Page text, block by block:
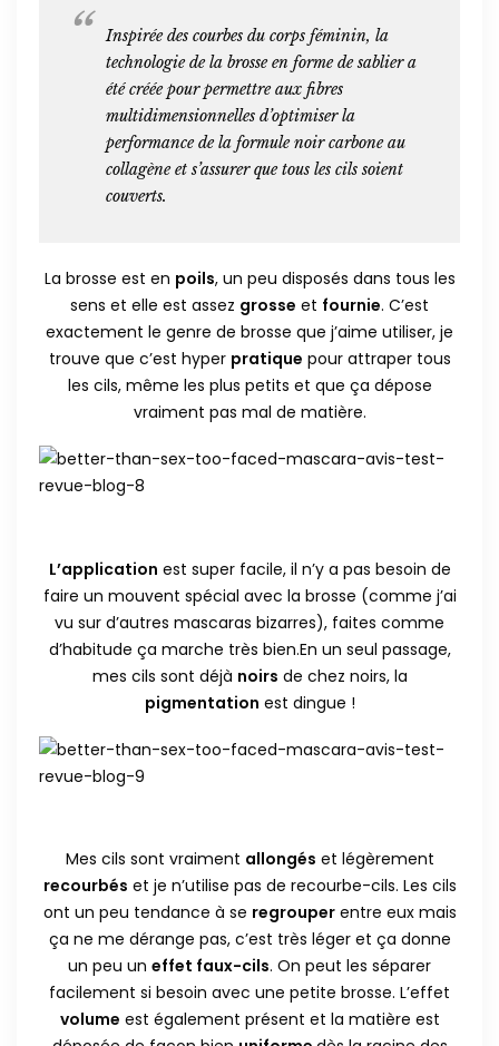
Inspirée des courbes du corps féminin, la
technologie de la brosse en forme de sablier a
été créée pour permettre aux fibres
multidimensionnelles d’optimiser la
performance de la formule noir carbone au
collagène et s’assurer que tous les cils soient
couverts.
La brosse est en poils, un peu disposés dans tous les
sens et elle est assez grosse et fournie. C’est
exactement le genre de brosse que j’aime utiliser, je
trouve que c’est hyper pratique pour attraper tous
les cils, même les plus petits et que ça dépose
vraiment pas mal de matière.
L’application est super facile, il n’y a pas besoin de
faire un mouvent spécial avec la brosse (comme j’ai
vu sur d’autres mascaras bizarres), faites comme
d’habitude ça marche très bien.En un seul passage,
mes cils sont déjà noirs de chez noirs, la
pigmentation est dingue !
Mes cils sont vraiment allongés et légèrement
recourbés et je n’utilise pas de recourbe-cils. Les cils
ont un peu tendance à se regrouperentre eux mais
ça ne me dérange pas, c’est très léger et ça donne
un peu un effet faux-cils. On peut les séparer
facilement si besoin avec une petite brosse. L’effet
volume est également présent et la matière est